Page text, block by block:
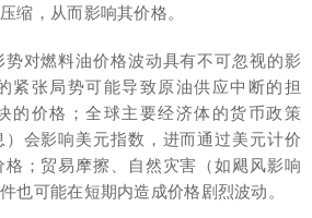
缩，从而影响其价格。
对燃料油价格波动具有不可忽视的影
紧张局势可能导致原油供应中断的担
的价格；全球主要经济体的货币政策
）会影响美元指数，进而通过美元计价
；贸易摩擦、自然灾害（如飓风影响
也可能在短期内造成价格剧烈波动。